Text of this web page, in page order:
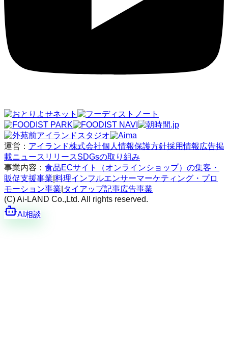
運営： アイランド株式会社個人情報保護方針採用情報 広告掲
載ニュースリリースSDGsの取り組み
事業内容： 食品ECサイト（オンラインショップ）の集客・
販促支援事業 料理インフルエンサーマーケティング・プロ
モーション事業 タイアップ記事広告事業
(C) Ai-LAND Co.,Ltd. All rights reserved.
AI相談